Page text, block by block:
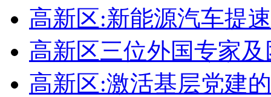
高新区:新能源汽车提
高新区三位外国专家
高新区:激活基层党建